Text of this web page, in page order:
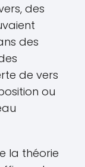
des
des
de vers
ou
la théorie